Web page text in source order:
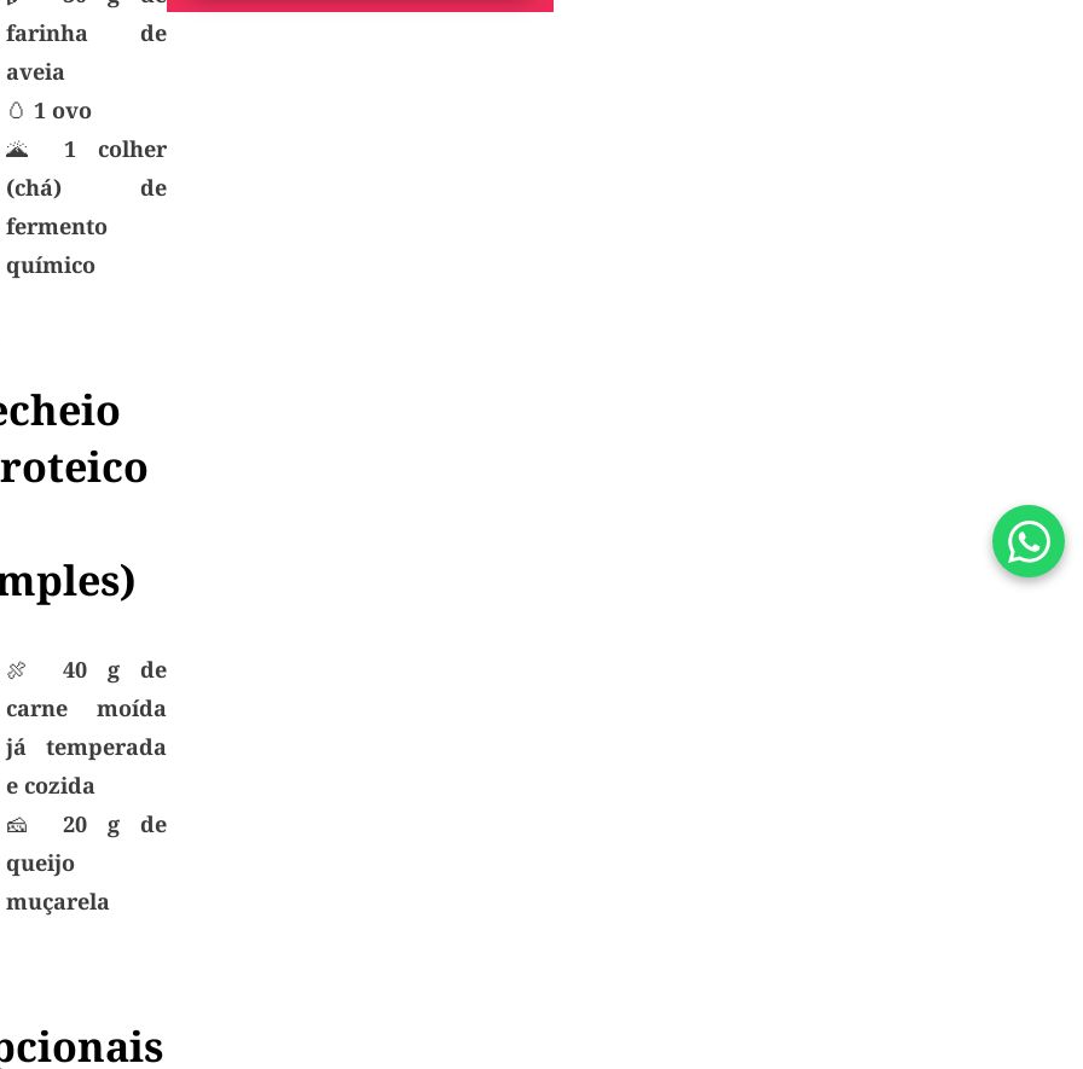
farinha de
aveia
🥚 1 ovo
🌋 1 colher
(chá) de
fermento
químico
🍖 40 g de
carne moída
já temperada
e cozida
🧀 20 g de
queijo
muçarela